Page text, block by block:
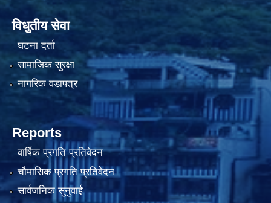
विधुतीय सेवा
घटना दर्ता
सामाजिक सुरक्षा
नागरिक वडापत्र
Reports
वार्षिक प्रगति प्रतिवेदन
चौमासिक प्रगति प्रतिवेदन
सार्वजनिक सुनुवाई